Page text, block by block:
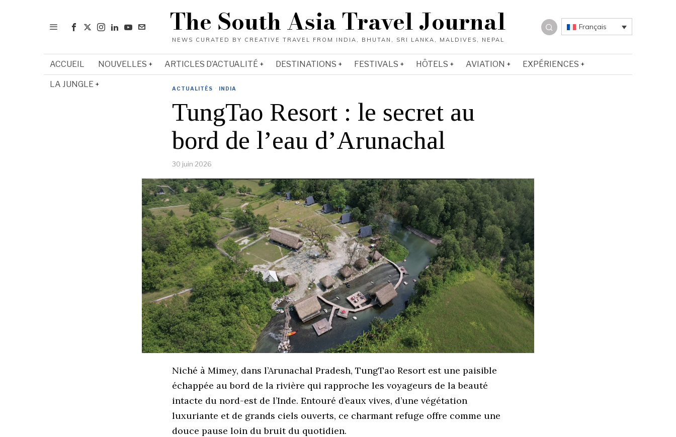
Français
The South Asia Travel Journal
ACCUEIL NOUVELLES ARTICLES D’ACTUALITÉ DESTINATIONS FESTIVALS HÔTELS AVIATION EXPÉRIENCES
LA JUNGLE ACTUALITÉS · INDIA
TungTao Resort : le secret au
bord de l’eau d’Arunachal
30 juin 2026
Niché à Mimey, dans l’Arunachal Pradesh, TungTao Resort est une paisible
échappée au bord de la rivière qui rapproche les voyageurs de la beauté
intacte du nord-est de l’Inde. Entouré d’eaux vives, d’une végétation
luxuriante et de grands ciels ouverts, ce charmant refuge offre comme une
douce pause loin du bruit du quotidien.